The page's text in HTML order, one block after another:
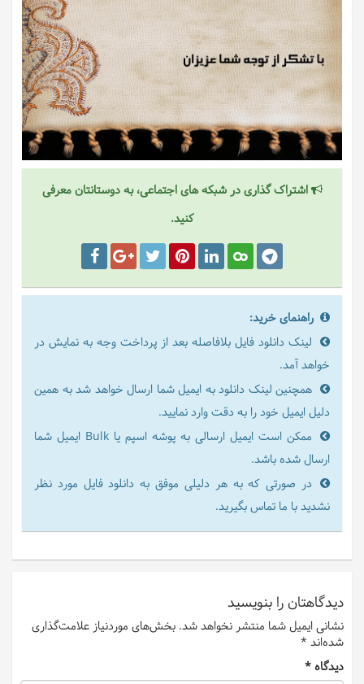
اشتراک گذاری در شبکه های اجتماعی، به دوستانتان معرفی
کنید.
راهنمای خرید:
لینک دانلود فایل بلافاصله بعد از پرداخت وجه به نمایش در
خواهد آمد.
همچنین لینک دانلود به ایمیل شما ارسال خواهد شد به همین
دلیل ایمیل خود را به دقت وارد نمایید.
ممکن است ایمیل ارسالی به پوشه اسپم یا Bulk ایمیل شما
ارسال شده باشد.
در صورتی که به هر دلیلی موفق به دانلود فایل مورد نظر
نشدید با ما تماس بگیرید.
دیدگاهتان را بنویسید
نشانی ایمیل شما منتشر نخواهد شد. بخش‌های موردنیاز علامت‌گذاری
شده‌اند *
دیدگاه*